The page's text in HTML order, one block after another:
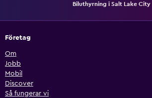
Biluthyrning i Salt Lake City
Företag
Om
Jobb
Mobil
Discover
Så fungerar vi